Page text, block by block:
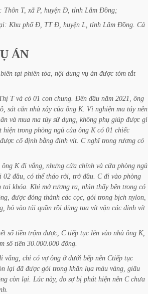
Thôn T, xã P, huyện Đ, tỉnh Lâm Đồng;
Khu phố Đ, TT Đ, huyện L, tỉnh Lâm Đồng. Cả
ÁN
biến tại phiên tòa, nội dung vụ án được tóm tắt
T và có 01 con chung. Đến đầu năm 2021,
ông
sát căn nhà xây của ông K. Vì nghiện ma túy nên
và mua ma túy sử dụng, không phụ giúp được gì
hiện trong phòng ngủ của ông K có 01 chiếc
được cố định bằng đinh vít. C nghĩ trong rương có
ông K đi vắng, nhưng cửa chính và cửa phòng ngủ
02 đầu, có thể tháo rời, trở đầu. C đi vào phòng
tai khóa. Khi mở rương ra, nhìn thấy bên trong có
được đóng thành các cọc, gói trong bịch nylon,
bỏ vào túi quần rồi dùng tua vít vặn các đinh vít
số tiền trộm được, C tiếp tục lẻn vào nhà ông K,
số tiền 30.000.000 đồng.
vắng, chỉ có vợ ông ở dưới bếp nên Ctiếp tục
lại đã được gói trong khăn lụa màu vàng, giấu
còn lại. Lúc này, do sợ bị phát hiện nên C chưa